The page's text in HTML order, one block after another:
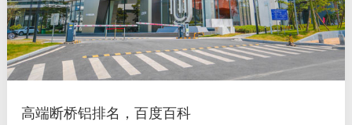
高端断桥铝排名，百度百科